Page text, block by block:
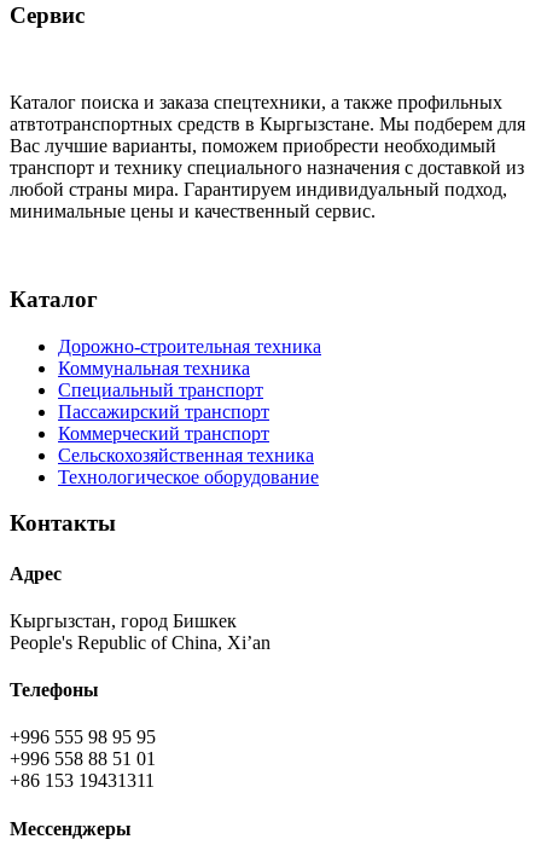
Сервис
Каталог поиска и заказа спецтехники, а также профильных
атвтотранспортных средств в Кыргызстане. Мы подберем для
Вас лучшие варианты, поможем приобрести необходимый
транспорт и технику специального назначения с доставкой из
любой страны мира. Гарантируем индивидуальный подход,
минимальные цены и качественный сервис.
Каталог
Дорожно-строительная техника
Коммунальная техника
Специальный транспорт
Пассажирский транспорт
Коммерческий транспорт
Сельскохозяйственная техника
Технологическое оборудование
Контакты
Адрес
Кыргызстан, город Бишкек
People's Republic of China, Xi’an
Телефоны
+996 555 98 95 95
+996 558 88 51 01
+86 153 19431311
Мессенджеры